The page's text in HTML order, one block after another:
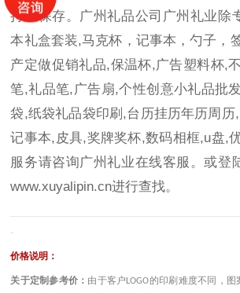
持久保存。广州礼品公司广州礼业除
本礼盒套装,马克杯，记事本，勺子，
产定做促销礼品,保温杯,广告塑料杯,
笔,礼品笔,广告扇,个性创意小礼品批
袋,纸袋礼品袋印刷,台历挂历年历周
记事本,皮具,奖牌奖杯,数码相框,u盘,
服务请咨询广州礼业在线客服。或登
www.xuyalipin.cn进行查找。
-
价格说明：
关于定制参考价： 由于客户LOGO的印刷难度不同，图